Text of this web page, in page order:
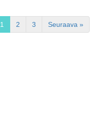
1 2 3 Seuraava »